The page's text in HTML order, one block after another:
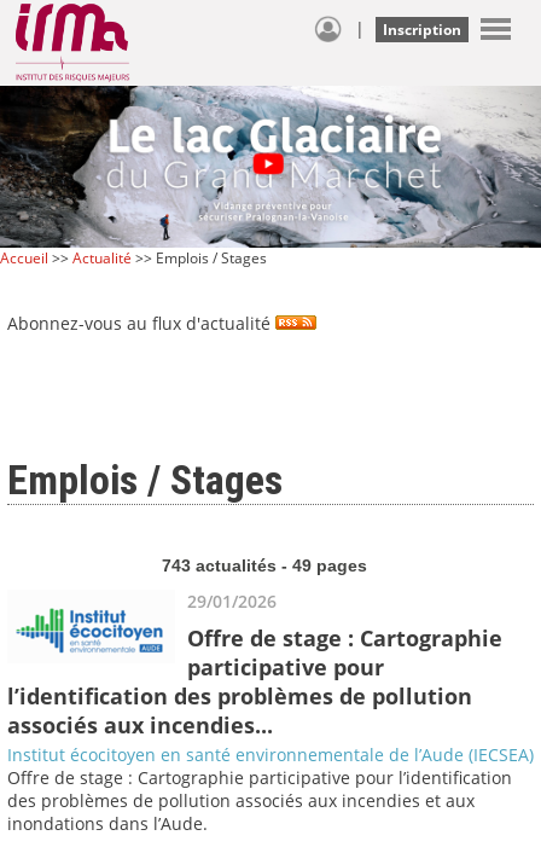
| Inscription
Accueil >>Actualité >> Emplois / Stages
Abonnez-vous au flux d'actualité
Emplois / Stages
743 actualités - 49 pages
29/01/2026
Offre de stage : Cartographie
participative pour
l’identification des problèmes de pollution
associés aux incendies...
Institut écocitoyen en santé environnementale de l’Aude (IECSEA)
Offre de stage : Cartographie participative pour l’identification
des problèmes de pollution associés aux incendies et aux
inondations dans l’Aude.